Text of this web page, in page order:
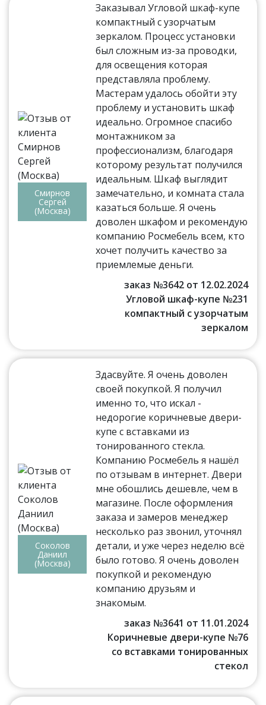
Смирнов
Сергей
(Москва)
Заказывал Угловой шкаф-купе
компактный с узорчатым
зеркалом. Процесс установки
был сложным из-за проводки,
для освещения которая
представляла проблему.
Мастерам удалось обойти эту
проблему и установить шкаф
идеально. Огромное спасибо
монтажником за
профессионализм, благодаря
которому результат получился
идеальным. Шкаф выглядит
замечательно, и комната стала
казаться больше. Я очень
доволен шкафом и рекомендую
компанию Росмебель всем, кто
хочет получить качество за
приемлемые деньги.
заказ №3642 от 12.02.2024
Угловой шкаф-купе №231
компактный с узорчатым
зеркалом
Соколов
Даниил
(Москва)
Здасвуйте. Я очень доволен
своей покупкой. Я получил
именно то, что искал -
недорогие коричневые двери-
купе с вставками из
тонированного стекла.
Компанию Росмебель я нашёл
по отзывам в интернет. Двери
мне обошлись дешевле, чем в
магазине. После оформления
заказа и замеров менеджер
несколько раз звонил, уточнял
детали, и уже через неделю всё
было готово. Я очень доволен
покупкой и рекомендую
компанию друзьям и
знакомым.
заказ №3641 от 11.01.2024
Коричневые двери-купе №76
со вставками тонированных
стекол